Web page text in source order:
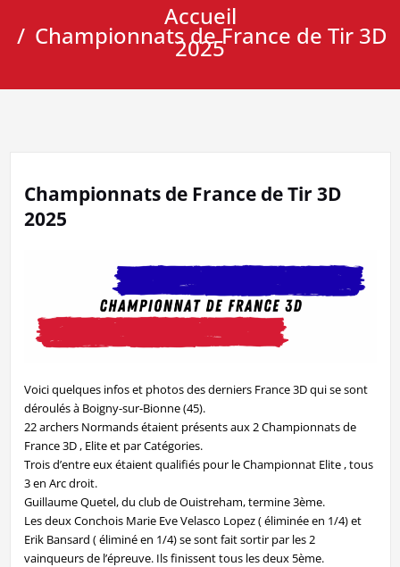
Accueil
Championnats de France de Tir 3D
2025
Championnats de France de Tir 3D
2025
Voici quelques infos et photos des derniers France 3D qui se sont
déroulés à Boigny-sur-Bionne (45).
22 archers Normands étaient présents aux 2 Championnats de
France 3D , Elite et par Catégories.
Trois d’entre eux étaient qualifiés pour le Championnat Elite , tous
3 en Arc droit.
Guillaume Quetel, du club de Ouistreham, termine 3ème.
Les deux Conchois Marie Eve Velasco Lopez ( éliminée en 1/4) et
Erik Bansard ( éliminé en 1/4) se sont fait sortir par les 2
vainqueurs de l’épreuve. Ils finissent tous les deux 5ème.